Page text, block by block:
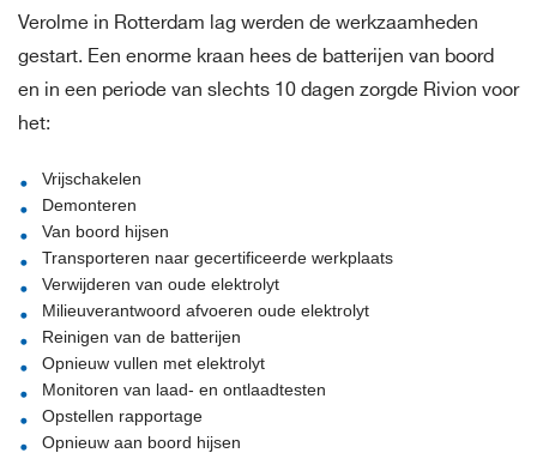
Verolme in Rotterdam lag werden de werkzaamheden
gestart. Een enorme kraan hees de batterijen van boord
en in een periode van slechts 10 dagen zorgde Rivion voor
het:
Vrijschakelen
Demonteren
Van boord hijsen
Transporteren naar gecertificeerde werkplaats
Verwijderen van oude elektrolyt
Milieuverantwoord afvoeren oude elektrolyt
Reinigen van de batterijen
Opnieuw vullen met elektrolyt
Monitoren van laad- en ontlaadtesten
Opstellen rapportage
Opnieuw aan boord hijsen